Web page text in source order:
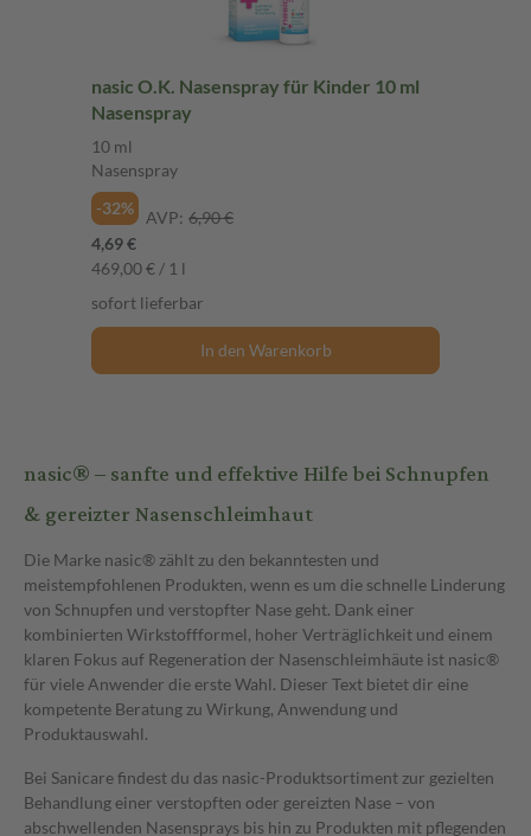
nasic® – sanfte und effektive Hilfe bei Schnupfen
& gereizter Nasenschleimhaut
Die Marke nasic® zählt zu den bekanntesten und
meistempfohlenen Produkten, wenn es um die schnelle Linderung
von Schnupfen und verstopfter Nase geht. Dank einer
kombinierten Wirkstoffformel, hoher Verträglichkeit und einem
klaren Fokus auf Regeneration der Nasenschleimhäute ist nasic®
für viele Anwender die erste Wahl. Dieser Text bietet dir eine
kompetente Beratung zu Wirkung, Anwendung und
Produktauswahl.
Bei Sanicare findest du das nasic-Produktsortiment zur gezielten
Behandlung einer verstopften oder gereizten Nase – von
abschwellenden Nasensprays bis hin zu Produkten mit pflegenden
nasic O.K. Nasenspray für Kinder 10 ml
Nasenspray
10 ml
Nasenspray
-32% AVP: 6,90 €
4,69 €
469,00 € / 1 l
sofort lieferbar
In den Warenkorb